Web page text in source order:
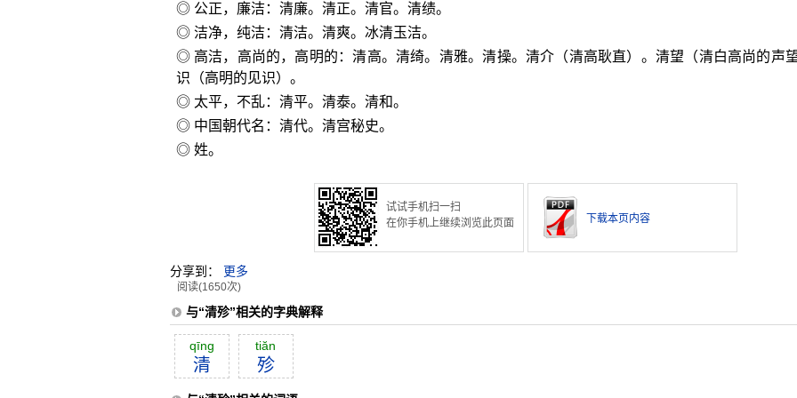
◎ 公正，廉洁：清廉。清正。清官。清绩。
◎ 洁净，纯洁：清洁。清爽。冰清玉洁。
◎ 高洁，高尚的，高明的：清高。清绮。清雅。清操。清介（清高耿直）。清望（清白高尚的声
识（高明的见识）。
◎ 太平，不乱：清平。清泰。清和。
◎ 中国朝代名：清代。清宫秘史。
◎ 姓。
试试手机扫一扫
在你手机上继续浏览此页面
下载本页内容
分享到： 更多
阅读(1650次)
与“清殄”相关的字典解释
qīng
清
tiăn
殄